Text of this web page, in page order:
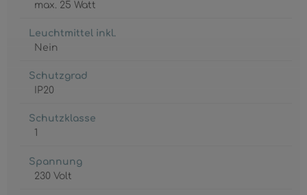
max. 25 Watt
Leuchtmittel inkl.
Nein
Schutzgrad
IP20
Schutzklasse
1
Spannung
230 Volt